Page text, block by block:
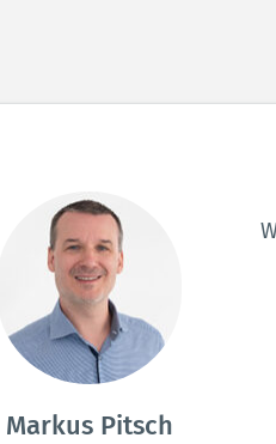
Markus Pitsch